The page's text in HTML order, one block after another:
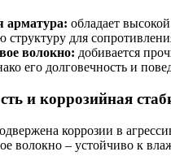
арматура: обладает
структуру для
волокно: добивается
его долговечность и
и коррозийная
коррозии в
волокно – устойчиво к